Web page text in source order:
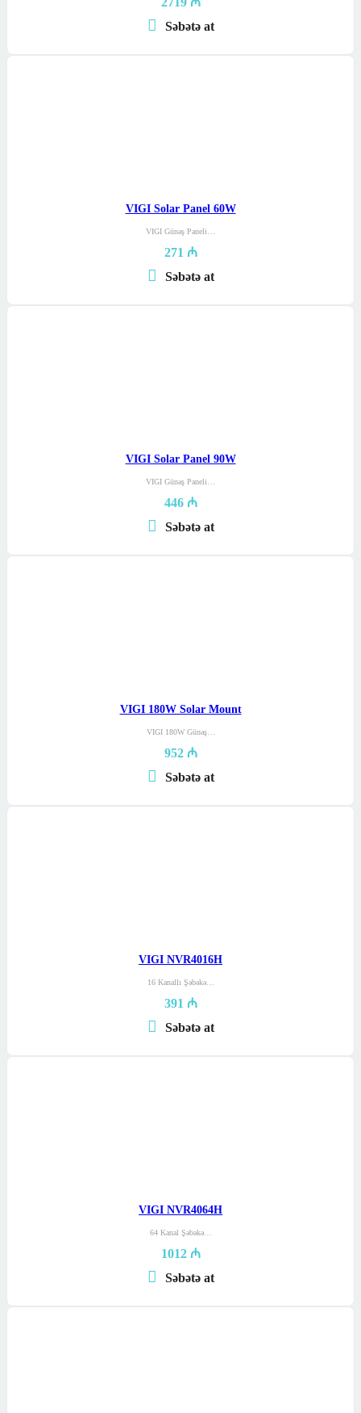
Səbətə at
VIGI Solar Panel 60W
VIGI Günəş Paneli…
271 ₼
Səbətə at
VIGI Solar Panel 90W
VIGI Günəş Paneli…
446 ₼
Səbətə at
VIGI 180W Solar Mount
VIGI 180W Günəş…
952 ₼
Səbətə at
VIGI NVR4016H
16 Kanallı Şəbəkə…
391 ₼
Səbətə at
VIGI NVR4064H
64 Kanal Şəbəkə…
1012 ₼
Səbətə at